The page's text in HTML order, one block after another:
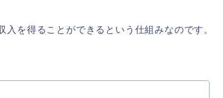
を得ることができるという仕組みなのです。